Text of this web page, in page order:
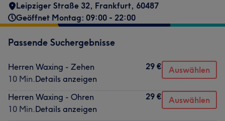
Leipziger Straße 32, Frankfurt, 60487
Geöffnet Montag: 09:00 - 22:00
Passende Suchergebnisse
Herren Waxing - Zehen
10 Min.Details anzeigen
29 € Auswählen
Herren Waxing - Ohren
10 Min.Details anzeigen
29 € Auswählen